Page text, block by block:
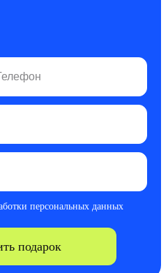
персональных данных
подарок